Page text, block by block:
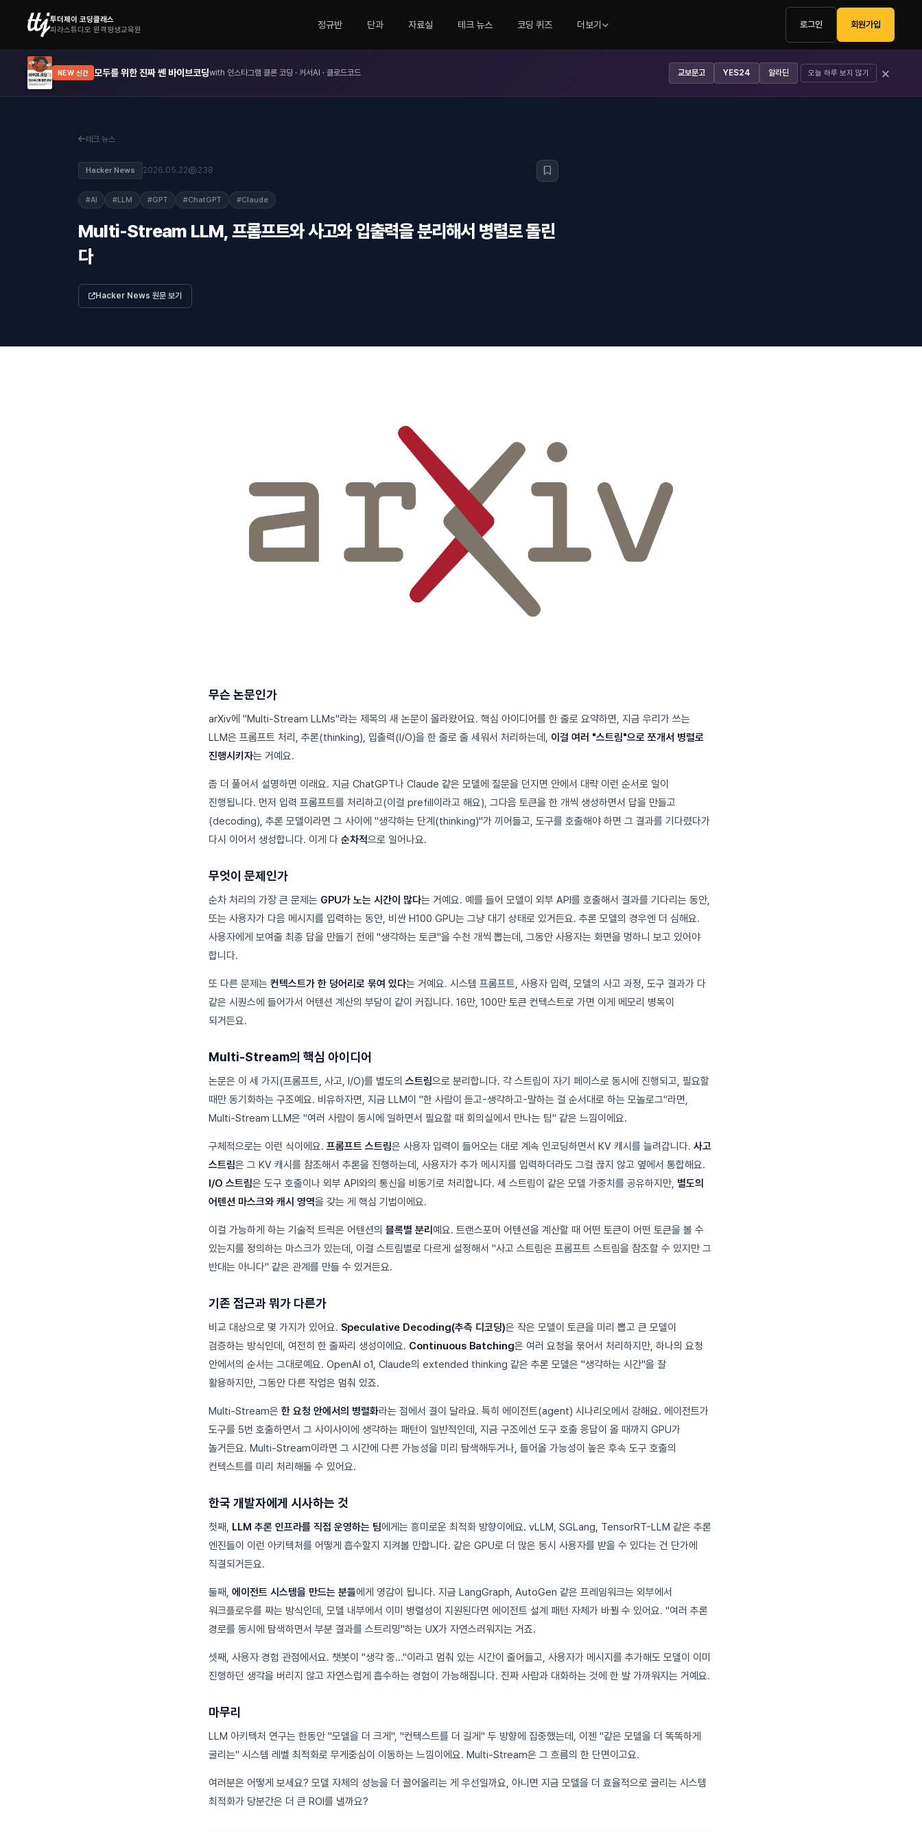
투더제이 코딩클래스
피라스튜디오 원격평생교육원
정규반 단과 자료실 테크 뉴스 코딩 퀴즈 더보기 로그인 회원가입
NEW 신간 모두를 위한 진짜 쎈 바이브코딩with 인스타그램 클론 코딩 · 커서AI · 클로드코드 교보문고 YES24 알라딘 오늘 하루 보지 않기 ×
테크 뉴스
Hacker News 2026.05.22 238
#AI #LLM #GPT #ChatGPT #Claude
Multi-Stream LLM, 프롬프트와 사고와 입출력을 분리해서 병렬로 돌린
다
Hacker News 원문 보기
무슨 논문인가
arXiv에 "Multi-Stream LLMs"라는 제목의 새 논문이 올라왔어요. 핵심 아이디어를 한 줄로 요약하면, 지금 우리가 쓰는
LLM은 프롬프트 처리, 추론(thinking), 입출력(I/O)을 한 줄로 줄 세워서 처리하는데, 이걸 여러 "스트림"으로 쪼개서 병렬로
진행시키자는 거예요.
좀 더 풀어서 설명하면 이래요. 지금 ChatGPT나 Claude 같은 모델에 질문을 던지면 안에서 대략 이런 순서로 일이
진행됩니다. 먼저 입력 프롬프트를 처리하고(이걸 prefill이라고 해요), 그다음 토큰을 한 개씩 생성하면서 답을 만들고
(decoding), 추론 모델이라면 그 사이에 "생각하는 단계(thinking)"가 끼어들고, 도구를 호출해야 하면 그 결과를 기다렸다가
다시 이어서 생성합니다. 이게 다 순차적으로 일어나요.
무엇이 문제인가
순차 처리의 가장 큰 문제는 GPU가 노는 시간이 많다는 거예요. 예를 들어 모델이 외부 API를 호출해서 결과를 기다리는 동안,
또는 사용자가 다음 메시지를 입력하는 동안, 비싼 H100 GPU는 그냥 대기 상태로 있거든요. 추론 모델의 경우엔 더 심해요.
사용자에게 보여줄 최종 답을 만들기 전에 "생각하는 토큰"을 수천 개씩 뽑는데, 그동안 사용자는 화면을 멍하니 보고 있어야
합니다.
또 다른 문제는 컨텍스트가 한 덩어리로 묶여 있다는 거예요. 시스템 프롬프트, 사용자 입력, 모델의 사고 과정, 도구 결과가 다
같은 시퀀스에 들어가서 어텐션 계산의 부담이 같이 커집니다. 16만, 100만 토큰 컨텍스트로 가면 이게 메모리 병목이
되거든요.
Multi-Stream의 핵심 아이디어
논문은 이 세 가지(프롬프트, 사고, I/O)를 별도의 스트림으로 분리합니다. 각 스트림이 자기 페이스로 동시에 진행되고, 필요할
때만 동기화하는 구조예요. 비유하자면, 지금 LLM이 "한 사람이 듣고-생각하고-말하는 걸 순서대로 하는 모놀로그"라면,
Multi-Stream LLM은 "여러 사람이 동시에 일하면서 필요할 때 회의실에서 만나는 팀" 같은 느낌이에요.
구체적으로는 이런 식이에요. 프롬프트 스트림은 사용자 입력이 들어오는 대로 계속 인코딩하면서 KV 캐시를 늘려갑니다. 사고
스트림은 그 KV 캐시를 참조해서 추론을 진행하는데, 사용자가 추가 메시지를 입력하더라도 그걸 끊지 않고 옆에서 통합해요.
I/O 스트림은 도구 호출이나 외부 API와의 통신을 비동기로 처리합니다. 세 스트림이 같은 모델 가중치를 공유하지만, 별도의
어텐션 마스크와 캐시 영역을 갖는 게 핵심 기법이에요.
이걸 가능하게 하는 기술적 트릭은 어텐션의 블록별 분리 예요. 트랜스포머 어텐션을 계산할 때 어떤 토큰이 어떤 토큰을 볼 수
있는지를 정의하는 마스크가 있는데, 이걸 스트림별로 다르게 설정해서 "사고 스트림은 프롬프트 스트림을 참조할 수 있지만 그
반대는 아니다" 같은 관계를 만들 수 있거든요.
기존 접근과 뭐가 다른가
비교 대상으로 몇 가지가 있어요. Speculative Decoding(추측 디코딩)은 작은 모델이 토큰을 미리 뽑고 큰 모델이
검증하는 방식인데, 여전히 한 줄짜리 생성이에요. Continuous Batching은 여러 요청을 묶어서 처리하지만, 하나의 요청
안에서의 순서는 그대로예요. OpenAI o1, Claude의 extended thinking 같은 추론 모델은 "생각하는 시간"을 잘
활용하지만, 그동안 다른 작업은 멈춰 있죠.
Multi-Stream은 한 요청 안에서의 병렬화라는 점에서 결이 달라요. 특히 에이전트(agent) 시나리오에서 강해요. 에이전트가
도구를 5번 호출하면서 그 사이사이에 생각하는 패턴이 일반적인데, 지금 구조에선 도구 호출 응답이 올 때까지 GPU가
놀거든요. Multi-Stream이라면 그 시간에 다른 가능성을 미리 탐색해두거나, 들어올 가능성이 높은 후속 도구 호출의
컨텍스트를 미리 처리해둘 수 있어요.
한국 개발자에게 시사하는 것
첫째, LLM 추론 인프라를 직접 운영하는 팀에게는 흥미로운 최적화 방향이에요. vLLM, SGLang, TensorRT-LLM 같은 추론
엔진들이 이런 아키텍처를 어떻게 흡수할지 지켜볼 만합니다. 같은 GPU로 더 많은 동시 사용자를 받을 수 있다는 건 단가에
직결되거든요.
둘째, 에이전트 시스템을 만드는 분들에게 영감이 됩니다. 지금 LangGraph, AutoGen 같은 프레임워크는 외부에서
워크플로우를 짜는 방식인데, 모델 내부에서 이미 병렬성이 지원된다면 에이전트 설계 패턴 자체가 바뀔 수 있어요. "여러 추론
경로를 동시에 탐색하면서 부분 결과를 스트리밍"하는 UX가 자연스러워지는 거죠.
셋째, 사용자 경험 관점에서요. 챗봇이 "생각 중..."이라고 멈춰 있는 시간이 줄어들고, 사용자가 메시지를 추가해도 모델이 이미
진행하던 생각을 버리지 않고 자연스럽게 흡수하는 경험이 가능해집니다. 진짜 사람과 대화하는 것에 한 발 가까워지는 거예요.
마무리
LLM 아키텍처 연구는 한동안 "모델을 더 크게", "컨텍스트를 더 길게" 두 방향에 집중했는데, 이젠 "같은 모델을 더 똑똑하게
굴리는" 시스템 레벨 최적화로 무게중심이 이동하는 느낌이에요. Multi-Stream은 그 흐름의 한 단면이고요.
여러분은 어떻게 보세요? 모델 자체의 성능을 더 끌어올리는 게 우선일까요, 아니면 지금 모델을 더 효율적으로 굴리는 시스템
최적화가 당분간은 더 큰 ROI를 낼까요?